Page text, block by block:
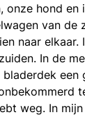
onze hond en
van de
naar elkaar.
In de
een
weg. In